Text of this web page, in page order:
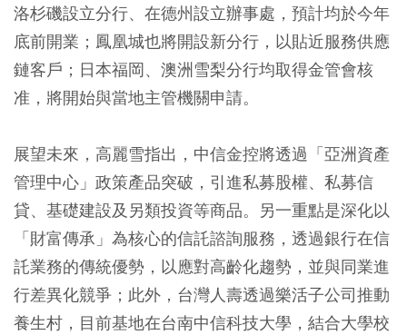
洛杉磯設立分行、在德州設立辦事處，預計均於今年
底前開業；鳳凰城也將開設新分行，以貼近服務供應
鏈客戶；日本福岡、澳洲雪梨分行均取得金管會核
准，將開始與當地主管機關申請。
展望未來，高麗雪指出，中信金控將透過「亞洲資產
管理中心」政策產品突破，引進私募股權、私募信
貸、基礎建設及另類投資等商品。另一重點是深化以
「財富傳承」為核心的信託諮詢服務，透過銀行在信
託業務的傳統優勢，以應對高齡化趨勢，並與同業進
行差異化競爭；此外，台灣人壽透過樂活子公司推動
養生村，目前基地在台南中信科技大學，結合大學校